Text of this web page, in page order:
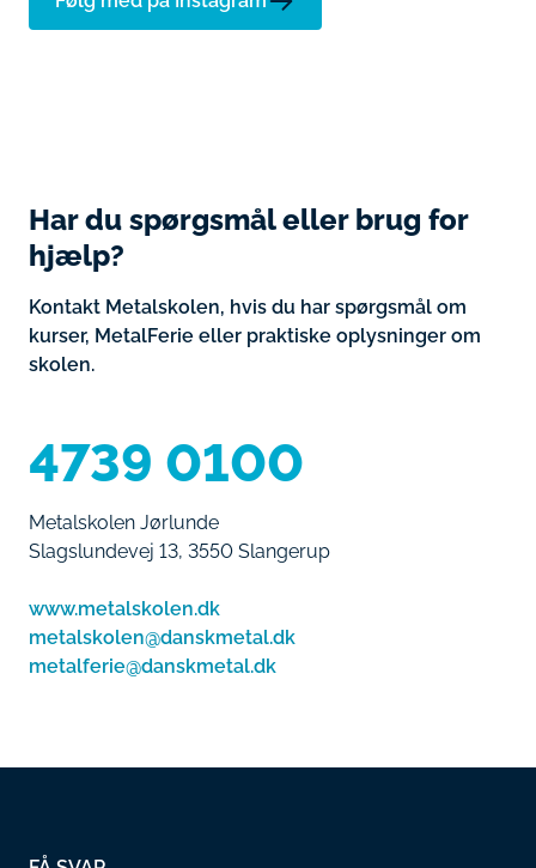
Har du spørgsmål eller brug for
hjælp?
​Kontakt Metalskolen, hvis du har spørgsmål om
kurser, MetalFerie eller praktiske oplysninger om
skolen.
4739 0100
Metalskolen Jørlunde
Slagslundevej 13, 3550 Slangerup
www.metalskolen.dk
metalskolen@danskmetal.dk
metalferie@danskmetal.dk